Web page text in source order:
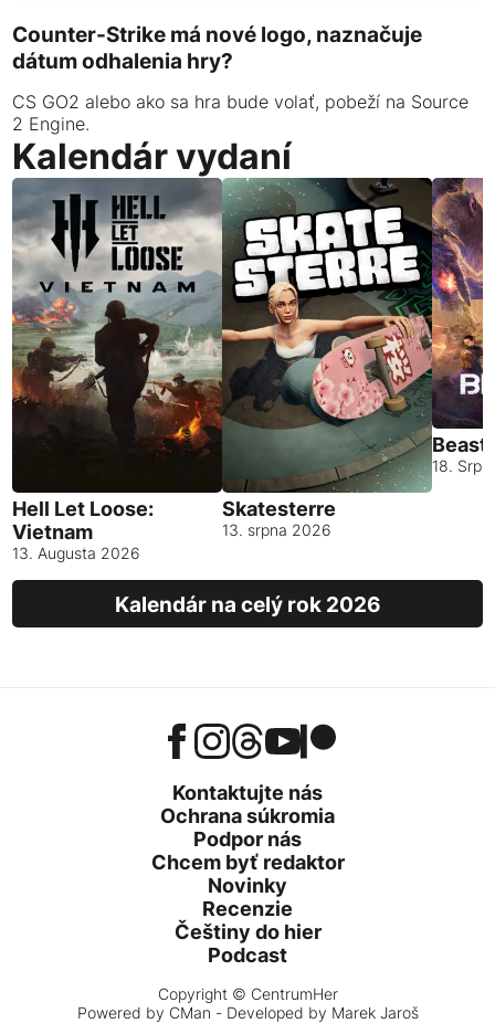
Counter-Strike má nové logo, naznačuje
dátum odhalenia hry?
CS GO2 alebo ako sa hra bude volať, pobeží na Source
2 Engine.
Kalendár vydaní
Hell Let Loose:
Vietnam
13. Augusta 2026
Skatesterre
13. srpna 2026
18.
Kalendár na celý rok 2026
Kontaktujte nás
Ochrana súkromia
Podpor nás
Chcem byť redaktor
Novinky
Recenzie
Češtiny do hier
Podcast
Copyright © CentrumHer
Powered by CMan - Developed by Marek Jaroš